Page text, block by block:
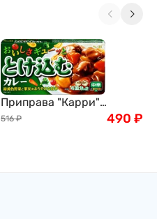
Приправа "Карри"
полуострая, S&B, 8
516 ₽ 490 ₽